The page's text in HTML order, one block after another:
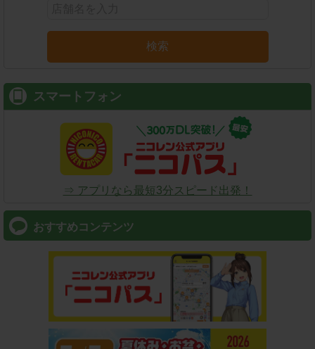
検索
スマートフォン
⇒ アプリなら最短3分スピード出発！
おすすめコンテンツ